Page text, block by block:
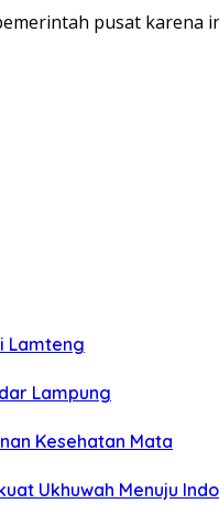
pusat karena
Lamteng
Lampung
Kesehatan Mata
Ukhuwah Menuju